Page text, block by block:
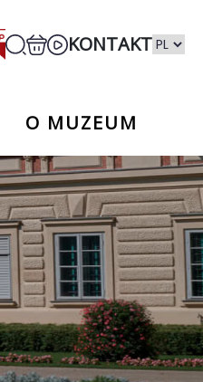
KONTAKT
O MUZEUM